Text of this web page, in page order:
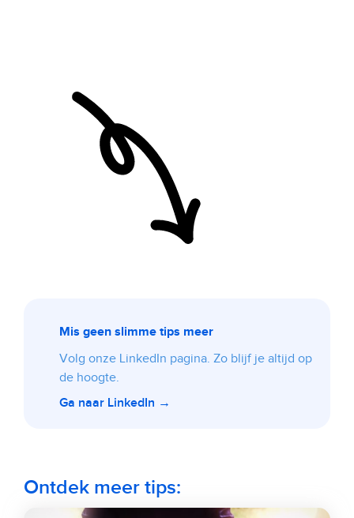
Mis geen slimme tips meer
Volg onze LinkedIn pagina. Zo blijf je altijd op
de hoogte.
Ga naar LinkedIn →
Ontdek meer tips: